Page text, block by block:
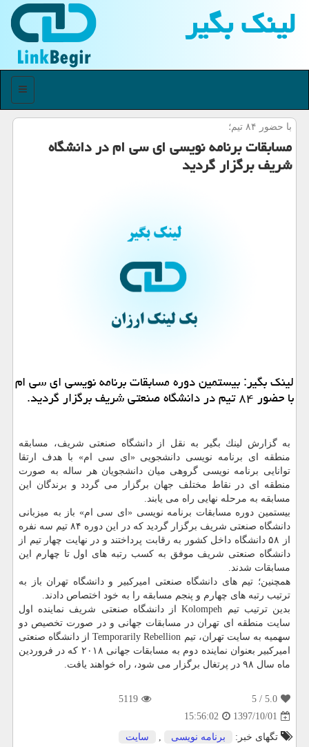
لینك بگیر
منو
با حضور ۸۴ تیم؛
مسابقات برنامه نویسی ای سی ام در دانشگاه
شریف برگزار گردید
لینك بگیر: بیستمین دوره مسابقات برنامه نویسی ای سی ام
با حضور ۸۴ تیم در دانشگاه صنعتی شریف برگزار گردید.
به گزارش لینك بگیر به نقل از دانشگاه صنعتی شریف، مسابقه
منطقه ای برنامه نویسی دانشجویی «ای سی ام» با هدف ارتقا
توانایی برنامه نویسی گروهی میان دانشجویان هر ساله به صورت
منطقه ای در نقاط مختلف جهان برگزار می گردد و برندگان این
مسابقه به مرحله نهایی راه می یابند.
بیستمین دوره مسابقات برنامه نویسی «ای سی ام» باز به میزبانی
دانشگاه صنعتی شریف برگزار گردید كه در این دوره ۸۴ تیم سه نفره
از ۵۸ دانشگاه داخل كشور به رقابت پرداختند و در نهایت چهار تیم از
دانشگاه صنعتی شریف موفق به كسب رتبه های اول تا چهارم این
مسابقات شدند.
همچنین؛ تیم های دانشگاه صنعتی امیركبیر و دانشگاه تهران باز به
ترتیب رتبه های چهارم و پنجم مسابقه را به خود اختصاص دادند.
بدین ترتیب تیم Kolompeh از دانشگاه صنعتی شریف نماینده اول
سایت منطقه ای تهران در مسابقات جهانی و در صورت تخصیص دو
سهمیه به سایت تهران، تیم Temporarily Rebellion از دانشگاه صنعتی
امیركبیر بعنوان نماینده دوم به مسابقات جهانی ۲۰۱۸ كه در فروردین
ماه سال ۹۸ در پرتغال برگزار می شود، راه خواهند یافت.
5.0
/ 5
5119
1397/10/01
15:56:02
تگهای خبر:
برنامه نویسی , سایت